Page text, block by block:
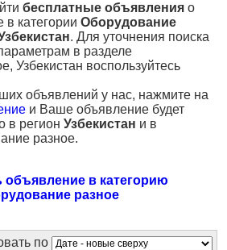
бесплатные объявления о
в категории Оборудование
. Для уточнения поиска
в разделе
Узбекистан воспользуйтесь
объявлений у нас, нажмите на
и Ваше объявление будет
в регион Узбекистан и в
разное.
объявление в категорию
разное
по